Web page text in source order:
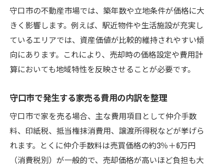
守口市の不動産市場では、築年数や立地条件が価格に大
きく影響します。例えば、駅近物件や生活施設が充実し
ているエリアでは、資産価値が比較的維持されやすい傾
向にあります。これにより、売却時の価格設定や費用計
算においても地域特性を反映させることが必要です。
守口市で発生する家売る費用の内訳を整理
守口市で家を売る場合、主な費用項目として仲介手数
料、印紙税、抵当権抹消費用、譲渡所得税などが挙げら
れます。とくに仲介手数料は売買価格の約3％＋6万円
（消費税別）が一般的で、売却価格が高いほど負担も大